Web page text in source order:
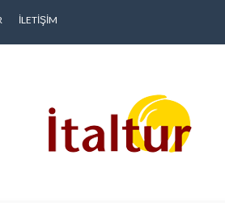
İLETIŞIM